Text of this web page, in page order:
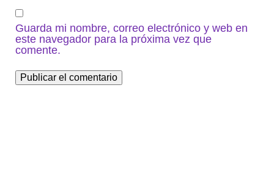
Guarda mi nombre, correo electrónico y web en
este navegador para la próxima vez que
comente.